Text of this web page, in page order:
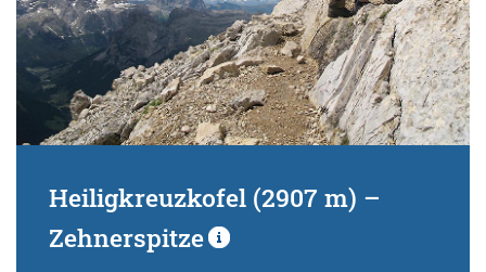
Heiligkreuzkofel (2907 m) –
Zehnerspitze